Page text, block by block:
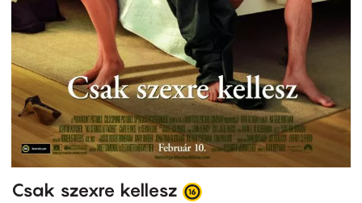
Csak szexre kellesz